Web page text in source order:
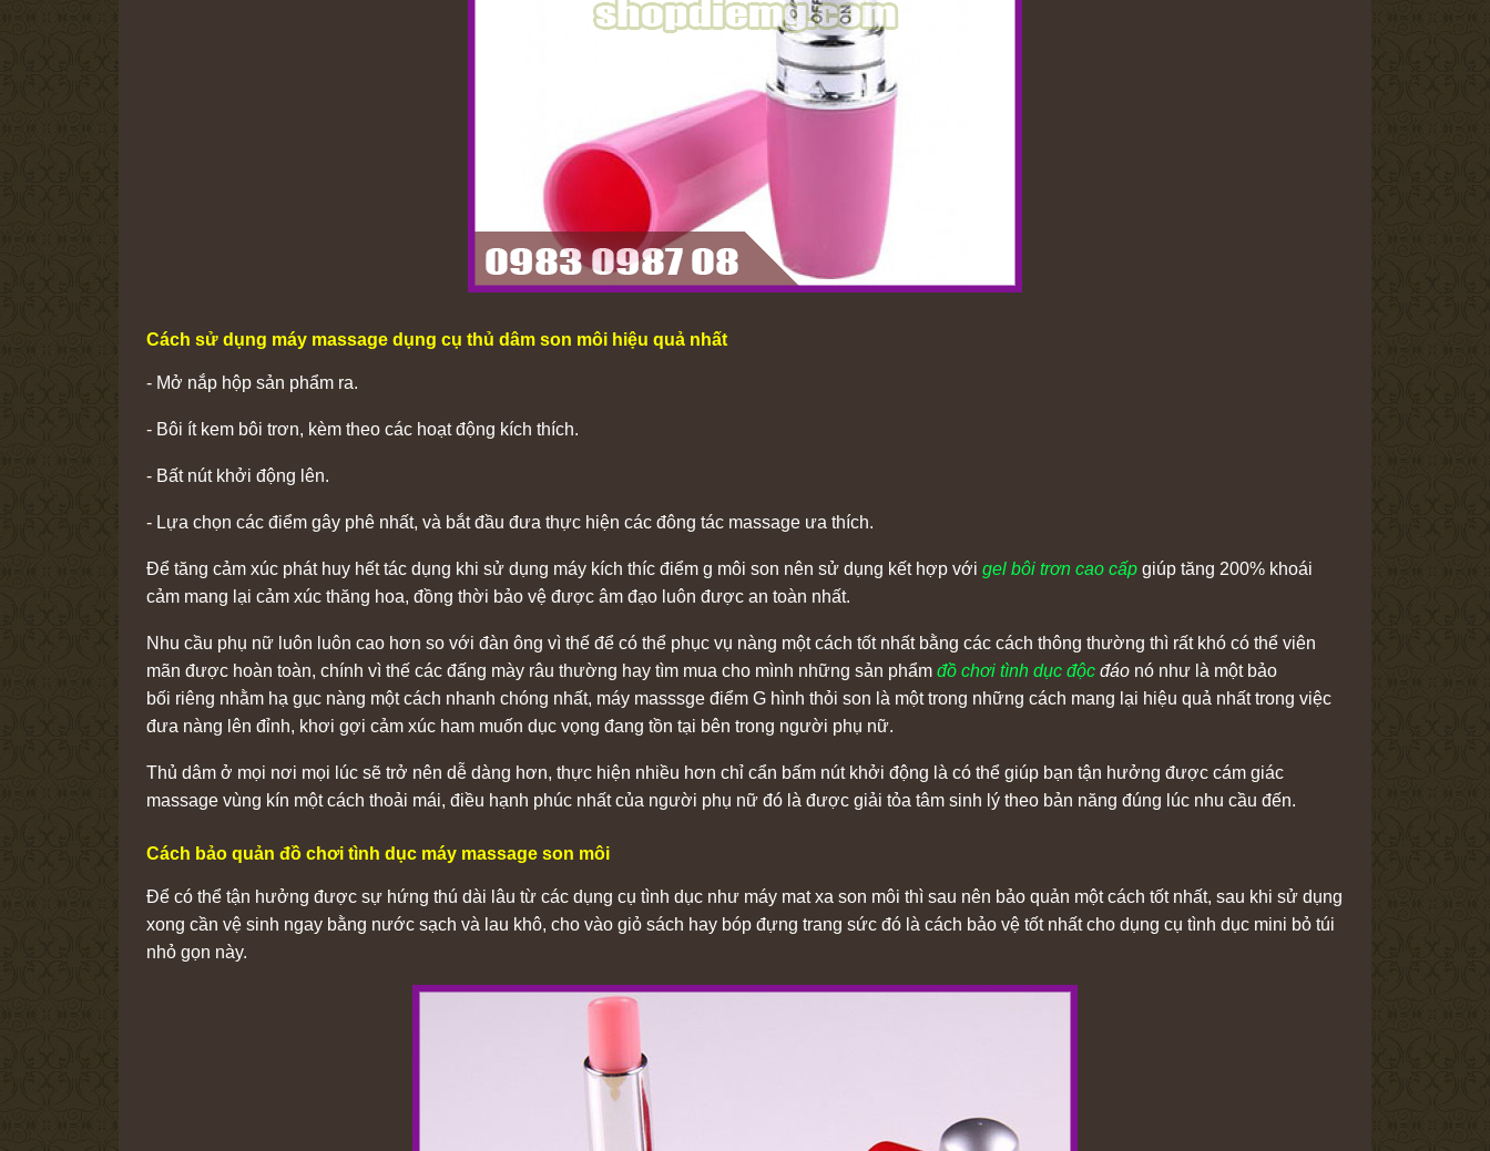
Cách sử dụng máy massage dụng cụ thủ dâm son môi hiệu quả nhất
- Mở nắp hộp sản phẩm ra.
- Bôi ít kem bôi trơn, kèm theo các hoạt động kích thích.
- Bất nút khởi động lên.
- Lựa chọn các điểm gây phê nhất, và bắt đầu đưa thực hiện các đông tác massage ưa thích.
Để tăng cảm xúc phát huy hết tác dụng khi sử dụng máy kích thíc điểm g môi son nên sử dụng kết hợp với gel bôi trơn cao cấp giúp tăng 200% khoái
cảm mang lại cảm xúc thăng hoa, đồng thời bảo vệ được âm đạo luôn được an toàn nhất.
Nhu cầu phụ nữ luôn luôn cao hơn so với đàn ông vì thế để có thể phục vụ nàng một cách tốt nhất bằng các cách thông thường thì rất khó có thể viên
mãn được hoàn toàn, chính vì thế các đấng mày râu thường hay tìm mua cho mình những sản phẩm đồ chơi tình dục độc đáo nó như là một bảo
bối riêng nhằm hạ gục nàng một cách nhanh chóng nhất, máy masssge điểm G hình thỏi son là một trong những cách mang lại hiệu quả nhất trong việc
đưa nàng lên đỉnh, khơi gợi cảm xúc ham muốn dục vọng đang tồn tại bên trong người phụ nữ.
Thủ dâm ở mọi nơi mọi lúc sẽ trở nên dễ dàng hơn, thực hiện nhiều hơn chỉ cẩn bấm nút khởi động là có thể giúp bạn tận hưởng được cám giác
massage vùng kín một cách thoải mái, điều hạnh phúc nhất của người phụ nữ đó là được giải tỏa tâm sinh lý theo bản năng đúng lúc nhu cầu đến.
Cách bảo quản đồ chơi tình dục máy massage son môi
Để có thể tận hưởng được sự hứng thú dài lâu từ các dụng cụ tình dục như máy mat xa son môi thì sau nên bảo quản một cách tốt nhất, sau khi sử dụng
xong cần vệ sinh ngay bằng nước sạch và lau khô, cho vào giỏ sách hay bóp đựng trang sức đó là cách bảo vệ tốt nhất cho dụng cụ tình dục mini bỏ túi
nhỏ gọn này.